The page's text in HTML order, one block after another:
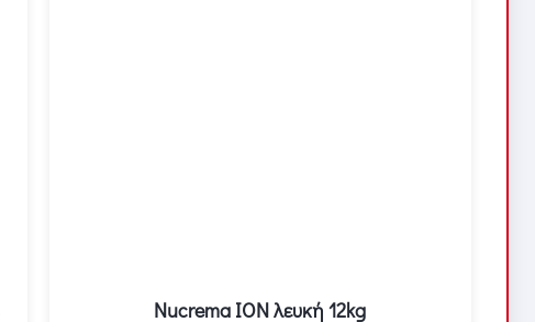
Nucrema ΙΟΝ λευκή 12kg